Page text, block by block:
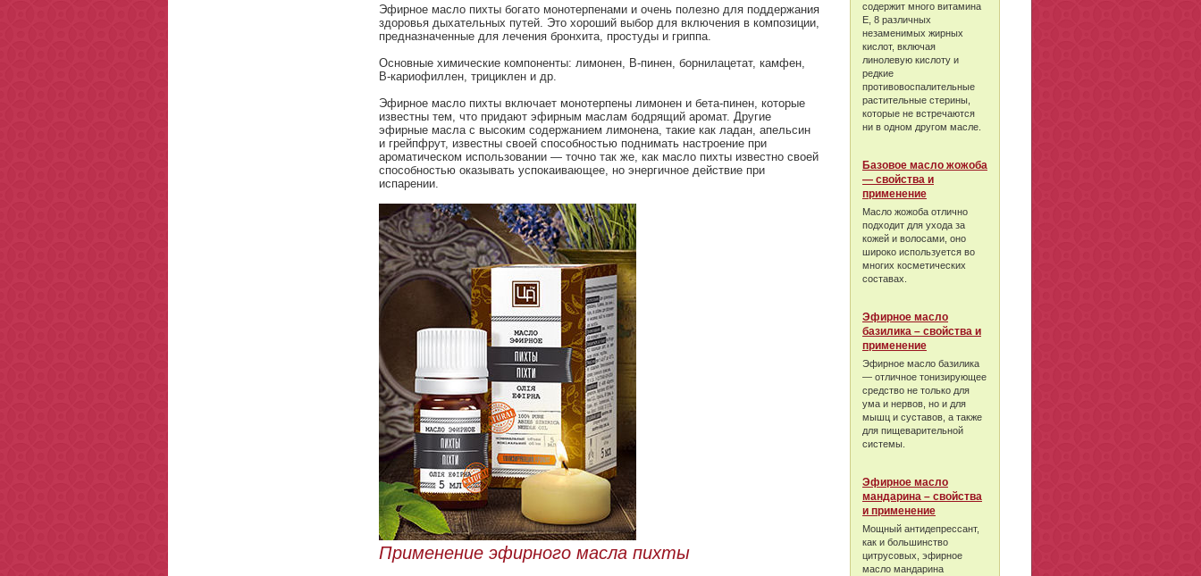
Эфирное масло пихты богато монотерпенами и очень полезно для поддержания
здоровья дыхательных путей. Это хороший выбор для включения в композиции,
предназначенные для лечения бронхита, простуды и гриппа.
Основные химические компоненты: лимонен, B-пинен, борнилацетат, камфен,
B-кариофиллен, трициклен и др.
Эфирное масло пихты включает монотерпены лимонен и бета-пинен, которые
известны тем, что придают эфирным маслам бодрящий аромат. Другие
эфирные масла с высоким содержанием лимонена, такие как ладан, апельсин
и грейпфрут, известны своей способностью поднимать настроение при
ароматическом использовании — точно так же, как масло пихты известно своей
способностью оказывать успокаивающее, но энергичное действие при
испарении.
Применение эфирного масла пихты
содержит много витамина
Е, 8 различных
незаменимых жирных
кислот, включая
линолевую кислоту и
редкие
противовоспалительные
растительные стерины,
которые не встречаются
ни в одном другом масле.
Базовое масло жожоба
— свойства и
применение
Масло жожоба отлично
подходит для ухода за
кожей и волосами, оно
широко используется во
многих косметических
составах.
Эфирное масло
базилика – свойства и
применение
Эфирное масло базилика
— отличное тонизирующее
средство не только для
ума и нервов, но и для
мышц и суставов, а также
для пищеварительной
системы.
Эфирное масло
мандарина – свойства
и применение
Мощный антидепрессант,
как и большинство
цитрусовых, эфирное
масло мандарина